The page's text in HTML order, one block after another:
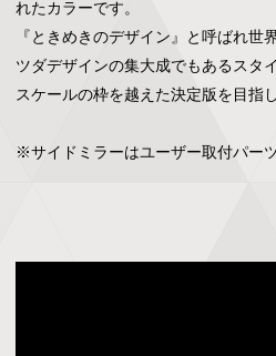
れたカラーです。
『ときめきのデザイン』と呼ばれ世
ツダデザインの集大成でもあるスタ
スケールの枠を越えた決定版を目指